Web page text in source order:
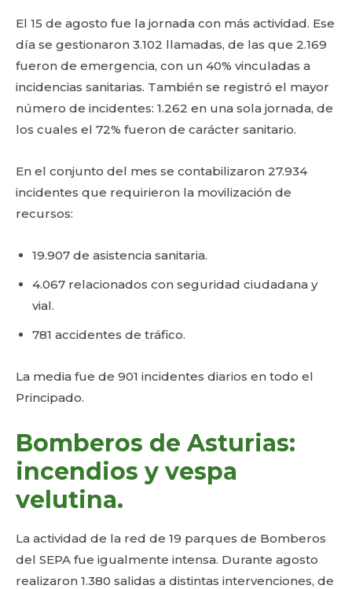
El 15 de agosto fue la jornada con más actividad. Ese
día se gestionaron 3.102 llamadas, de las que 2.169
fueron de emergencia, con un 40% vinculadas a
incidencias sanitarias. También se registró el mayor
número de incidentes: 1.262 en una sola jornada, de
los cuales el 72% fueron de carácter sanitario.
En el conjunto del mes se contabilizaron 27.934
incidentes que requirieron la movilización de
recursos:
19.907 de asistencia sanitaria.
4.067 relacionados con seguridad ciudadana y
vial.
781 accidentes de tráfico.
La media fue de 901 incidentes diarios en todo el
Principado.
Bomberos de Asturias:
incendios y vespa
velutina.
La actividad de la red de 19 parques de Bomberos
del SEPA fue igualmente intensa. Durante agosto
realizaron 1.380 salidas a distintas intervenciones, de